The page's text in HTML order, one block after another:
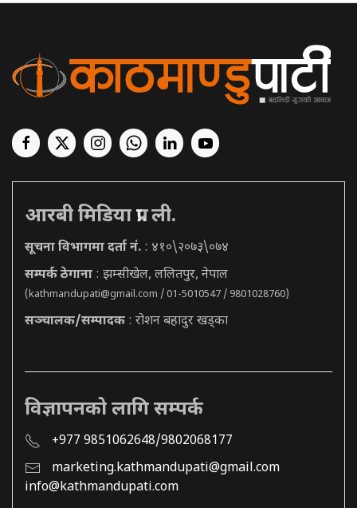
आरबी मिडिया प्रा. ली.
सूचना विभागमा दर्ता नं. : ४१०\२०७३\०७४
सम्पर्क ठेगाना : झम्सीखेल, ललितपुर, नेपाल
(kathmandupati@gmail.com / 01-5010547 / 9801028760)
सञ्चालक/सम्पादक : रोशन बहादुर खड्का
विज्ञापनको लागि सम्पर्क
+977 9851062648/9802068177
marketing.kathmandupati@gmail.com
info@kathmandupati.com